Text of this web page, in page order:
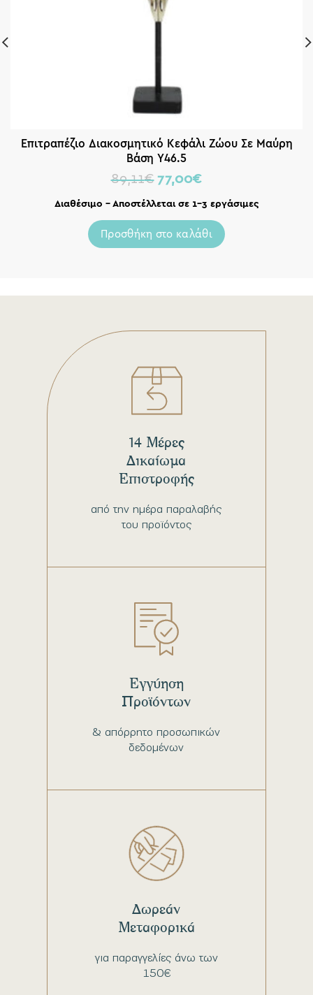
Επιτραπέζιο Διακοσμητικό Κεφάλι Ζώου Σε Μαύρη
Βάση Υ46.5
89,11€ 77,00€
Διαθέσιμο – Αποστέλλεται σε 1-3 εργάσιμες
Προσθήκη στο καλάθι
από την ημέρα παραλαβής
του προϊόντος
14 Μέρες
Δικαίωμα
Επιστροφής
& απόρρητο προσωπικών
δεδομένων
Εγγύηση
Προϊόντων
για παραγγελίες άνω των
150€
Δωρεάν
Μεταφορικά